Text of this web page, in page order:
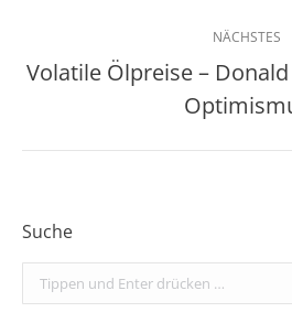
NÄCHSTES
Volatile Ölpreise –
Suche
Search: